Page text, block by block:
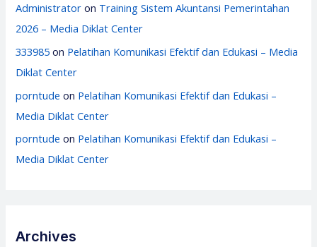
Administrator on Training Sistem Akuntansi Pemerintahan
2026 – Media Diklat Center
333985 on Pelatihan Komunikasi Efektif dan Edukasi – Media
Diklat Center
porntude on Pelatihan Komunikasi Efektif dan Edukasi –
Media Diklat Center
porntude on Pelatihan Komunikasi Efektif dan Edukasi –
Media Diklat Center
Archives